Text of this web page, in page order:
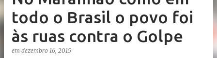
todo o Brasil o povo foi
às ruas contra o Golpe
em dezembro 16, 2015